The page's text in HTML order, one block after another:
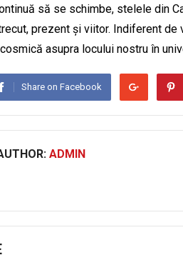
să se schimbe, stelele din
prezent și viitor. Indiferent de
asupra locului nostru în
Share on Facebook
ADMIN